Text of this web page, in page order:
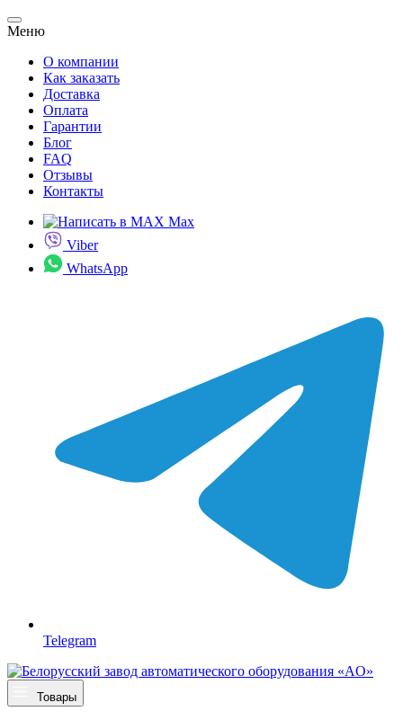
Меню
О компании
Как заказать
Доставка
Оплата
Гарантии
Блог
FAQ
Отзывы
Контакты
Max
Viber
WhatsApp
Telegram
Товары